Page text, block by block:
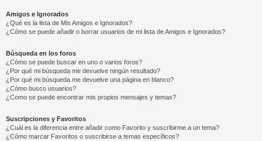
Amigos e Ignorados
¿Qué es la lista de Mis Amigos e Ignorados?
¿Cómo se puede añadir o borrar usuarios de mi lista de Amigos e Ignorados?
Búsqueda en los foros
¿Cómo se puede buscar en uno o varios foros?
¿Por qué mi búsqueda me devuelve ningún resultado?
¿Por qué mi búsqueda me devuelve una página en blanco?
¿Cómo busco usuarios?
¿Como se puede encontrar mis propios mensajes y temas?
Suscripciones y Favoritos
¿Cuál es la diferencia entre añadir como Favorito y suscribirme a un tema?
¿Cómo marcar Favoritos o suscribirse a temas específicos?